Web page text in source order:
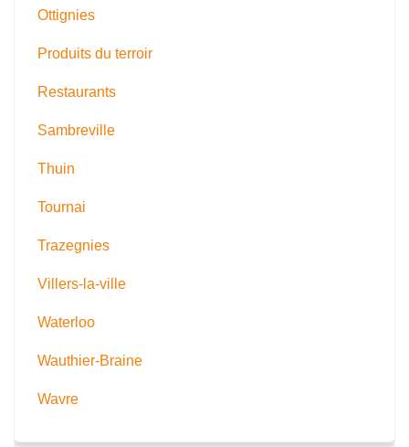
Ottignies
Produits du terroir
Restaurants
Sambreville
Thuin
Tournai
Trazegnies
Villers-la-ville
Waterloo
Wauthier-Braine
Wavre